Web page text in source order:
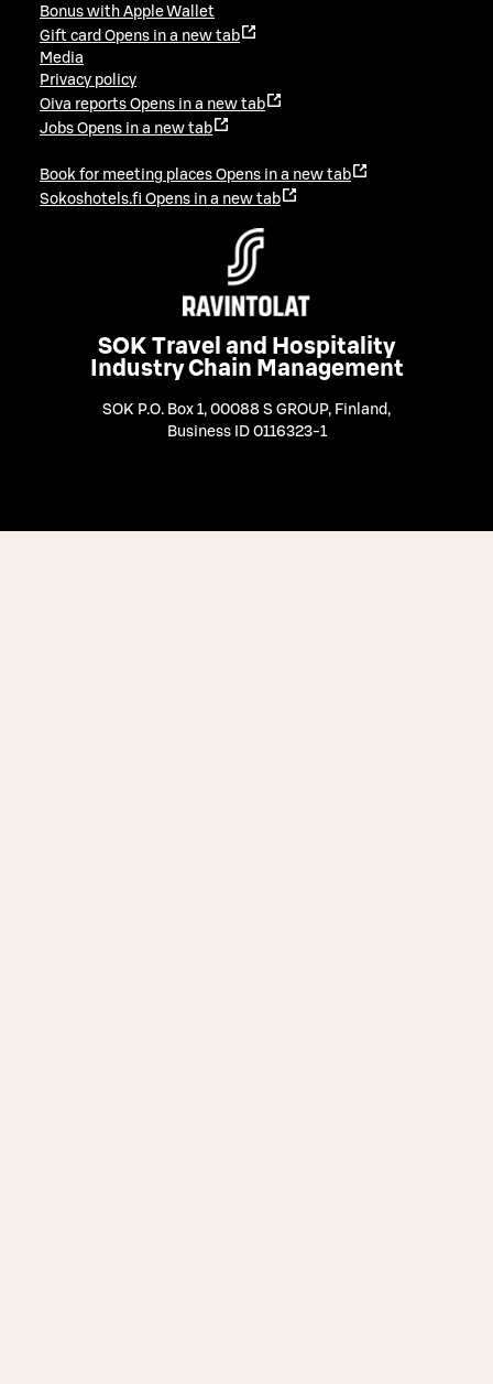
Bonus with Apple Wallet
Gift card Opens in a new tab
Media
Privacy policy
Oiva reports Opens in a new tab
Jobs Opens in a new tab
Book for meeting places Opens in a new tab
Sokoshotels.fi Opens in a new tab
SOK Travel and Hospitality
Industry Chain Management
SOK P.O. Box 1, 00088 S GROUP, Finland ,
Business ID 0116323-1